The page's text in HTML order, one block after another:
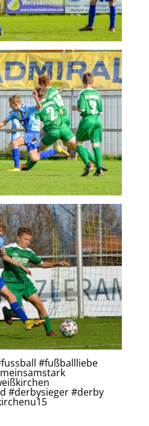
#fußballliebe
#derbysieger #derby